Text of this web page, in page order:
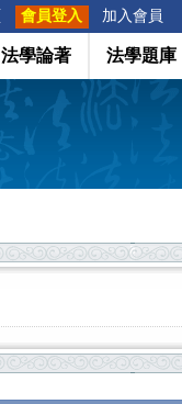
會員登入 加入會員
法學論著 法學題庫